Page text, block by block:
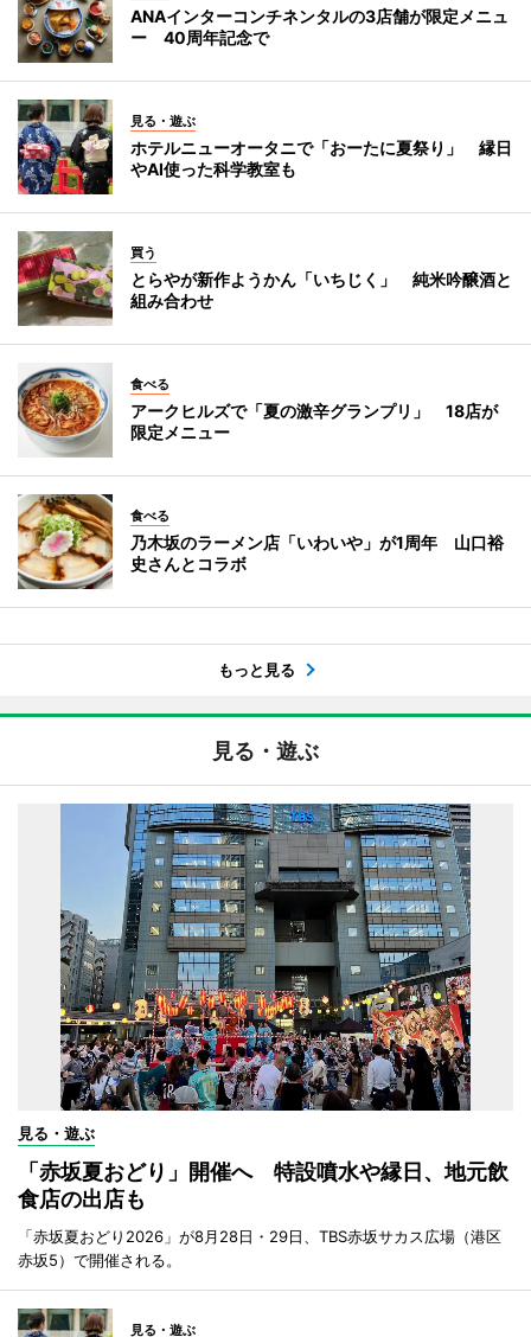
ANAインターコンチネンタルの3店舗が限定メニュ
ー 40周年記念で
見る・遊ぶ
ホテルニューオータニで「おーたに夏祭り」 縁日
やAI使った科学教室も
買う
とらやが新作ようかん「いちじく」 純米吟醸酒と
組み合わせ
食べる
アークヒルズで「夏の激辛グランプリ」 18店が
限定メニュー
食べる
乃木坂のラーメン店「いわいや」が1周年 山口裕
史さんとコラボ
もっと見る
見る・遊ぶ
見る・遊ぶ
「赤坂夏おどり」開催へ 特設噴水や縁日、地元飲
食店の出店も
「赤坂夏おどり2026」が8月28日・29日、TBS赤坂サカス広場（港区
赤坂5）で開催される。
見る・遊ぶ